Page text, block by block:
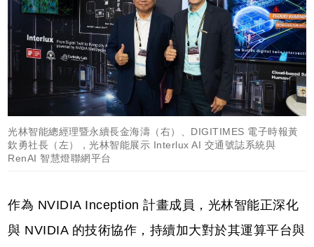
光林智能總經理暨永續長金海濤（右）、DIGITIMES 電子時報黃
欽勇社長（左），光林智能展示 Interlux AI 交通號誌系統與
RenAI 智慧燈聯網平台
作為 NVIDIA Inception 計畫成員，光林智能正深化
與 NVIDIA 的技術協作，持續加大對於其運算平台與